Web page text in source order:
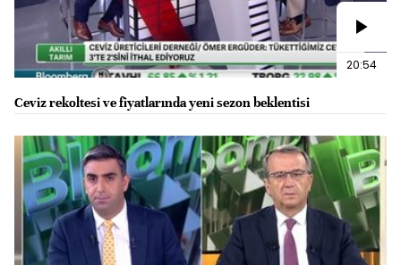
20:54
Ceviz rekoltesi ve fiyatlarında yeni sezon beklentisi